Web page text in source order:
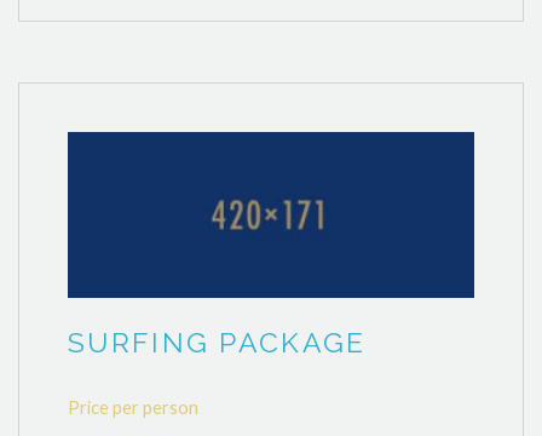
SURFING PACKAGE
Price per person